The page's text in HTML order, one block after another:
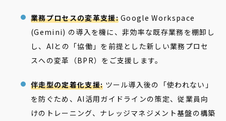
業務プロセスの変革支援:Google Workspace
(Gemini) の導入を機に、非効率な既存業務を棚卸し
し、AIとの「協働」を前提とした新しい業務プロセ
スへの変革（BPR）をご支援します。
伴走型の定着化支援: ツール導入後の「使われない」
を防ぐため、AI活用ガイドラインの策定、従業員向
けのトレーニング、ナレッジマネジメント基盤の構築